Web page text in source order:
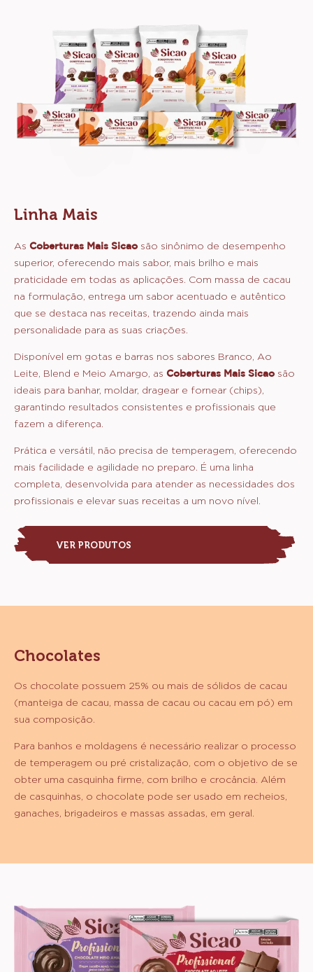
Linha Mais
As Coberturas Mais Sicao são sinônimo de desempenho
superior, oferecendo mais sabor, mais brilho e mais
praticidade em todas as aplicações. Com massa de cacau
na formulação, entrega um sabor acentuado e autêntico
que se destaca nas receitas, trazendo ainda mais
personalidade para as suas criações.
Disponível em gotas e barras nos sabores Branco, Ao
Leite, Blend e Meio Amargo, as Coberturas Mais Sicao são
ideais para banhar, moldar, dragear e fornear (chips),
garantindo resultados consistentes e profissionais que
fazem a diferença.
Prática e versátil, não precisa de temperagem, oferecendo
mais facilidade e agilidade no preparo. É uma linha
completa, desenvolvida para atender as necessidades dos
profissionais e elevar suas receitas a um novo nível.
VER PRODUTOS
Chocolates
Os chocolate possuem 25% ou mais de sólidos de cacau
(manteiga de cacau, massa de cacau ou cacau em pó) em
sua composição.
Para banhos e moldagens é necessário realizar o processo
de temperagem ou pré cristalização, com o objetivo de se
obter uma casquinha firme, com brilho e crocância. Além
de casquinhas, o chocolate pode ser usado em recheios,
ganaches, brigadeiros e massas assadas, em geral.